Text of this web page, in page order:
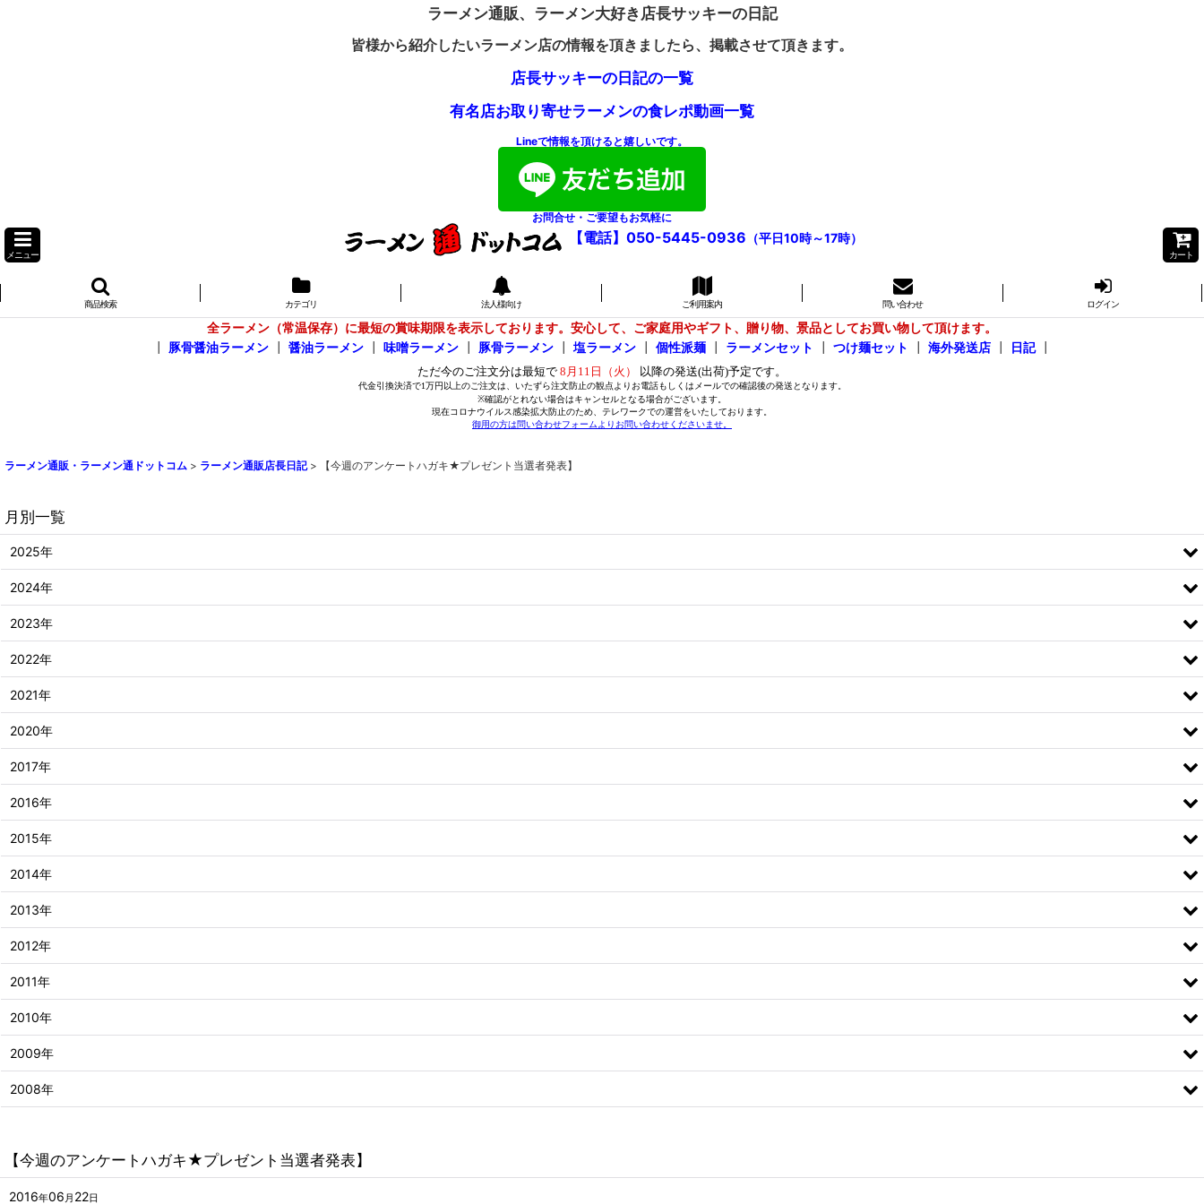
ラーメン通販、ラーメン大好き店長サッキーの日記
皆様から紹介したいラーメン店の情報を頂きましたら、掲載させて頂きます。
店長サッキーの日記の一覧
有名店お取り寄せラーメンの食レポ動画一覧
Lineで情報を頂けると嬉しいです。
お問合せ・ご要望もお気軽に
メニュー
【電話】050-5445-0936 （平日10時～17時）
カート
商品検索 カテゴリ 法人様向け ご利用案内 問い合わせ ログイン
全ラーメン（常温保存）に最短の賞味期限を表示しております。安心して、ご家庭用やギフト、贈り物、景品としてお買い物して頂けます。
豚骨醤油ラーメン 醤油ラーメン 味噌ラーメン 豚骨ラーメン 塩ラーメン 個性派麺 ラーメンセット つけ麺セット 海外発送店 日記┃
ラーメン通販・ラーメン通ドットコム > ラーメン通販店長日記 > 【今週のアンケートハガキ★プレゼント当選者発表】
【今週のアンケートハガキ★プレゼント当選者発表】
2016年06 月 22日
月別一覧
2025年
2024年
2023年
2022年
2021年
2020年
2017年
2016年
2015年
2014年
2013年
2012年
2011年
2010年
2009年
2008年